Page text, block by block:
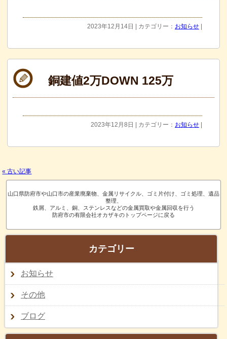
2023年12月14日 | カテゴリー： お知らせ|
銅建値2万DOWN 125万
2023年12月8日 | カテゴリー： お知らせ|
« 古い記事
山口県防府市や山口市の産業廃棄物、金属リサイクル、ゴミ片付け、ゴミ処理、遺品
整理、
鉄屑、アルミ、銅、ステンレスなどの金属買取や金属回収を行う
防府市の有限会社オカザキのトップページに戻る
カテゴリー
お知らせ
その他
ブログ